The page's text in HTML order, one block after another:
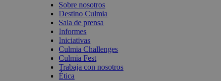
Sobre nosotros
Destino Culmia
Sala de prensa
Informes
Iniciativas
Culmia Challenges
Culmia Fest
Trabaja con nosotros
Ética